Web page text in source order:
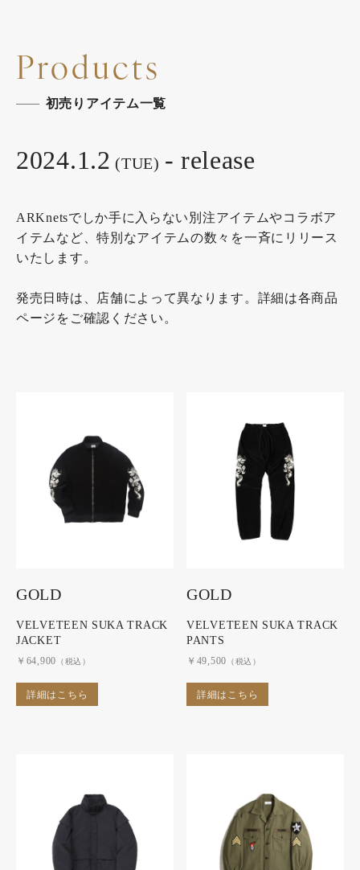
Products
初売りアイテム一覧
2024.1.2 (TUE) - release
ARKnetsでしか手に入らない別注アイテムやコラボア
イテムなど、特別なアイテムの数々を一斉にリリース
いたします。
発売日時は、店舗によって異なります。詳細は各商品
ページをご確認ください。
GOLD
VELVETEEN SUKA TRACK
JACKET
￥64,900 （税込）
詳細はこちら
GOLD
VELVETEEN SUKA TRACK
PANTS
￥49,500 （税込）
詳細はこちら